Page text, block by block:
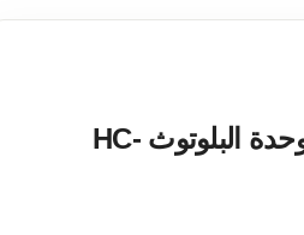
البرنامج التعليمي الكامل لوحدة البلوتوث HC-05/HC-06 Arduino ووحدة البلوتوث HC-